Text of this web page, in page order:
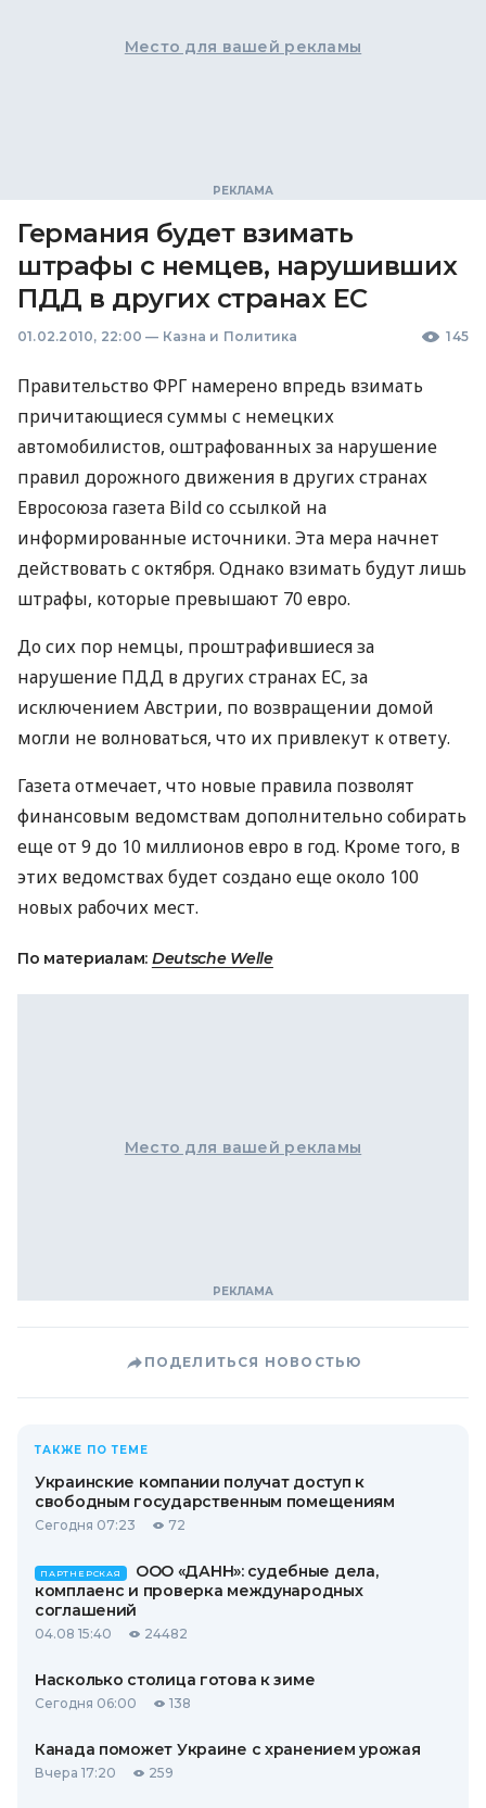
Место для вашей рекламы
Германия будет взимать
штрафы с немцев, нарушивших
ПДД в других странах ЕС
01.02.2010, 22:00 — Казна и Политика 145
Правительство ФРГ намерено впредь взимать
причитающиеся суммы с немецких
автомобилистов, оштрафованных за нарушение
правил дорожного движения в других странах
Евросоюза газета Bild со ссылкой на
информированные источники. Эта мера начнет
действовать с октября. Однако взимать будут лишь
штрафы, которые превышают 70 евро.
До сих пор немцы, проштрафившиеся за
нарушение ПДД в других странах ЕС, за
исключением Австрии, по возвращении домой
могли не волноваться, что их привлекут к ответу.
Газета отмечает, что новые правила позволят
финансовым ведомствам дополнительно собирать
еще от 9 до 10 миллионов евро в год. Кроме того, в
этих ведомствах будет создано еще около 100
новых рабочих мест.
По материалам: Deutsche Welle
Место для вашей рекламы
ПОДЕЛИТЬСЯ НОВОСТЬЮ
ТАКЖЕ ПО ТЕМЕ
Украинские компании получат доступ к
свободным государственным помещениям
Сегодня 07:23 72
ПАРТНЕРСКАЯ
ООО «ДАНН»: судебные дела,
комплаенс и проверка международных
соглашений
04.08 15:40 24482
Насколько столица готова к зиме
Сегодня 06:00 138
Канада поможет Украине с хранением урожая
Вчера 17:20 259